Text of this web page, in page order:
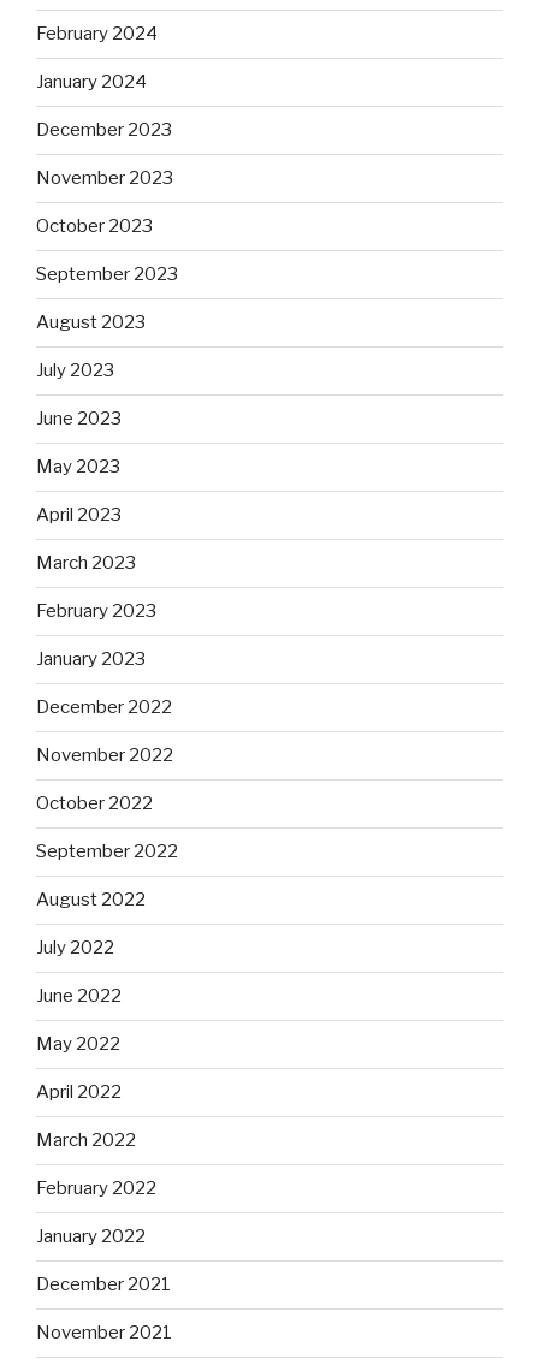
February 2024
January 2024
December 2023
November 2023
October 2023
September 2023
August 2023
July 2023
June 2023
May 2023
April 2023
March 2023
February 2023
January 2023
December 2022
November 2022
October 2022
September 2022
August 2022
July 2022
June 2022
May 2022
April 2022
March 2022
February 2022
January 2022
December 2021
November 2021